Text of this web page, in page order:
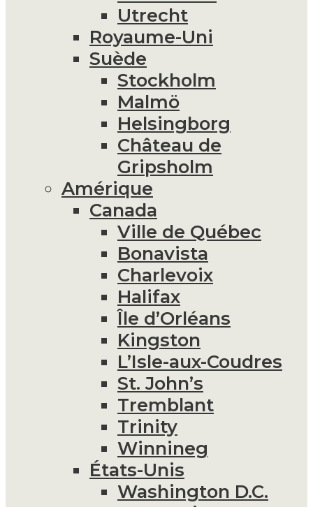
Utrecht
Royaume-Uni
Suède
Stockholm
Malmö
Helsingborg
Château de
Gripsholm
Amérique
Canada
Ville de Québec
Bonavista
Charlevoix
Halifax
Île d’Orléans
Kingston
L’Isle-aux-Coudres
St. John’s
Tremblant
Trinity
Winnineg
États-Unis
Washington D.C.